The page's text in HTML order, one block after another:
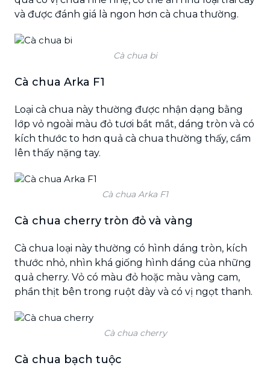
và được đánh giá là ngon hơn cà chua thường.
Cà chua bi
Cà chua Arka F1
Loại cà chua này thường được nhận dạng bằng
lớp vỏ ngoài màu đỏ tươi bắt mắt, dáng tròn và có
kích thước to hơn quả cà chua thường thấy, cầm
lên thấy nặng tay.
Cà chua Arka F1
Cà chua cherry tròn đỏ và vàng
Cà chua loại này thường có hình dáng tròn, kích
thước nhỏ, nhìn khá giống hình dáng của những
quả cherry. Vỏ có màu đỏ hoặc màu vàng cam,
phần thịt bên trong ruột dày và có vị ngọt thanh.
Cà chua cherry
Cà chua bạch tuộc